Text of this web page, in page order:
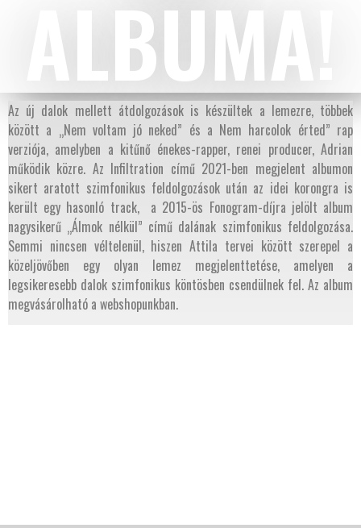
ALBUMA!
Az új dalok mellett átdolgozások is készültek a lemezre, többek
között a „Nem voltam jó neked” és a Nem harcolok érted” rap
verziója, amelyben a kitűnő énekes-rapper, renei producer, Adrian
működik közre. Az Infiltration című 2021-ben megjelent albumon
sikert aratott szimfonikus feldolgozások után az idei korongra is
került egy hasonló track, a 2015-ös Fonogram-díjra jelölt album
nagysikerű „Álmok nélkül” című dalának szimfonikus feldolgozása.
Semmi nincsen véltelenül, hiszen Attila tervei között szerepel a
közeljövőben egy olyan lemez megjelenttetése, amelyen a
legsikeresebb dalok szimfonikus köntösben csendülnek fel. Az album
megvásárolható a webshopunkban.